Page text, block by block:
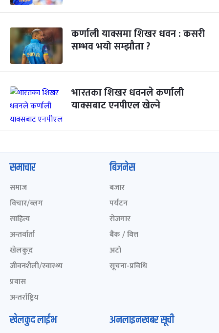
कर्णाली याक्समा शिखर धवन : कसरी
सम्भव भयो सम्झौता ?
भारतका शिखर धवनले कर्णाली
याक्सबाट एनपीएल खेल्ने
समाचार
समाज
विचार/ब्लग
साहित्य
अन्तर्वार्ता
खेलकुद़़
जीवनशैली/स्वास्थ्य
प्रवास
अन्तर्राष्ट्रिय
बिजनेस
बजार
पर्यटन
रोजगार
बैंक / वित्त
अटो
सूचना-प्रविधि
खेलकुद लाईभ अनलाइनखबर सूची